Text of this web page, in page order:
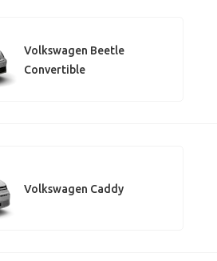
Volkswagen Beetle
Convertible
Volkswagen Caddy